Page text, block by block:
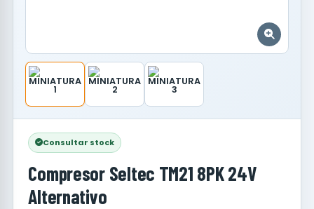
Consultar stock
Compresor Seltec TM21 8PK 24V
Alternativo